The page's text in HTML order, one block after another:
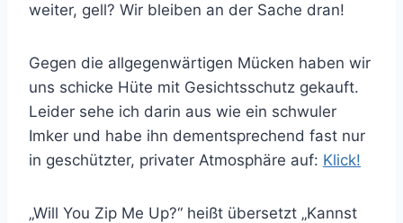
weiter, gell? Wir bleiben an der Sache dran!
Gegen die allgegenwärtigen Mücken haben wir
uns schicke Hüte mit Gesichtsschutz gekauft.
Leider sehe ich darin aus wie ein schwuler
Imker und habe ihn dementsprechend fast nur
in geschützter, privater Atmosphäre auf: Klick!
„Will You Zip Me Up?“ heißt übersetzt „Kannst